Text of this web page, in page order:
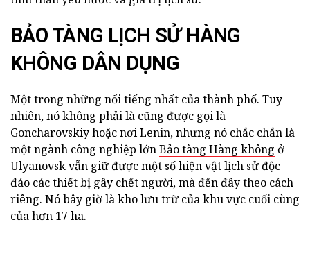
BẢO TÀNG LỊCH SỬ HÀNG
KHÔNG DÂN DỤNG
Một trong những nổi tiếng nhất của thành phố. Tuy
nhiên, nó không phải là cũng được gọi là
Goncharovskiy hoặc nơi Lenin, nhưng nó chắc chắn là
một ngành công nghiệp lớnBảo tàng Hàng không ở
Ulyanovsk vẫn giữ được một số hiện vật lịch sử độc
đáo các thiết bị gây chết người, mà đến đây theo cách
riêng. Nó bây giờ là kho lưu trữ của khu vực cuối cùng
của hơn 17 ha.